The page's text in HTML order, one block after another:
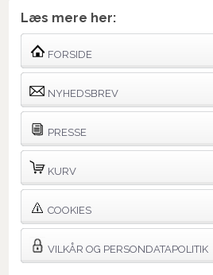
Læs mere her:
FORSIDE
NYHEDSBREV
PRESSE
KURV
COOKIES
VILKÅR OG PERSONDATAPOLITIK